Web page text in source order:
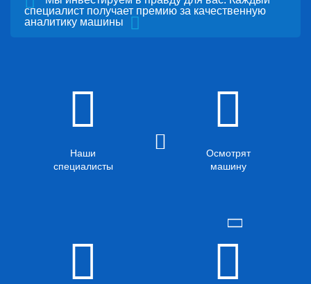
специалист получает премию за качественную
аналитику машины
Наши
специалисты
Осмотрят
машину